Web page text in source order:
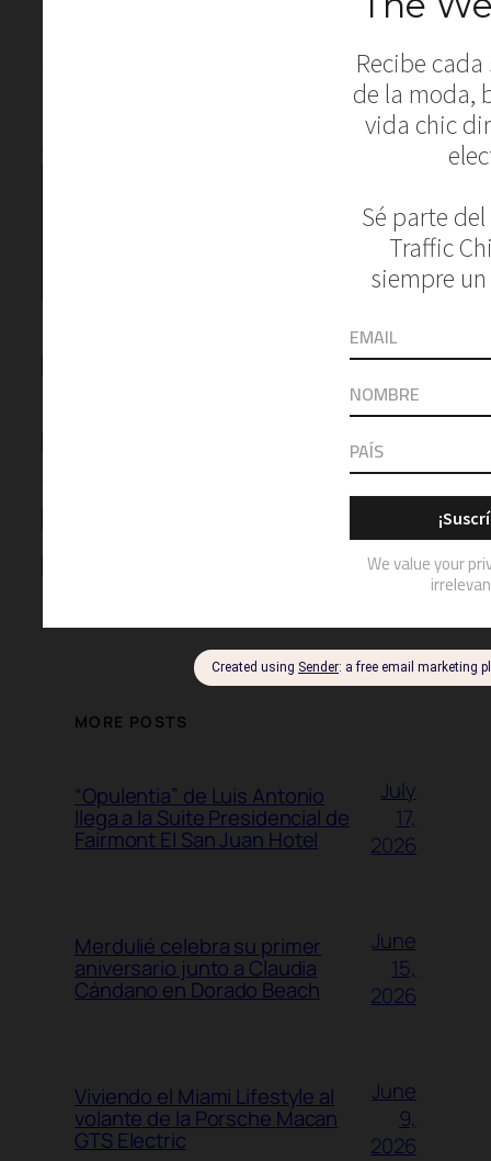
Your email address will not be published.
MORE POSTS
“Opulentia” de Luis Antonio
llega a la Suite Presidencial de
Fairmont El San Juan Hotel
July
17,
2026
Merdulié celebra su primer
aniversario junto a Claudia
Cándano en Dorado Beach
June
15,
2026
Viviendo el Miami Lifestyle al
volante de la Porsche Macan
GTS Electric
June
9,
2026